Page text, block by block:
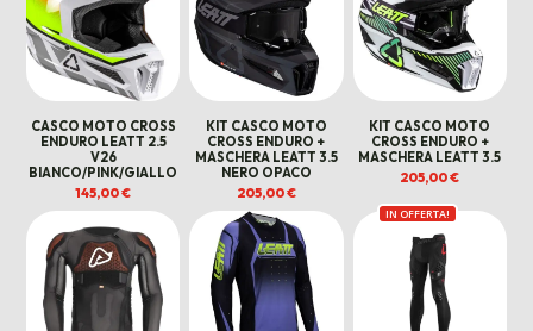
CASCO MOTO CROSS
ENDURO LEATT 2.5
V26
BIANCO/PINK/GIALLO
145,00€
KIT CASCO MOTO
CROSS ENDURO +
MASCHERA LEATT 3.5
NERO OPACO
205,00€
KIT CASCO MOTO
CROSS ENDURO +
MASCHERA LEATT 3.5
205,00€
IN OFFERTA!